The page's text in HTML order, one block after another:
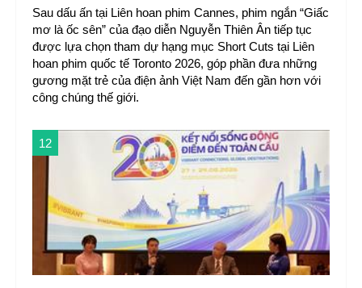
Sau dấu ấn tại Liên hoan phim Cannes, phim ngắn “Giấc
mơ là ốc sên” của đạo diễn Nguyễn Thiên Ân tiếp tục
được lựa chọn tham dự hạng mục Short Cuts tại Liên
hoan phim quốc tế Toronto 2026, góp phần đưa những
gương mặt trẻ của điện ảnh Việt Nam đến gần hơn với
công chúng thế giới.
12